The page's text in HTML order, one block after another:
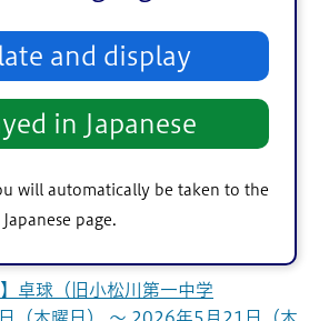
and display
in Japanese
will automatically be taken to the
Japanese page.
6 7 8
13 14 15
16
20 21 22
23
27 28 29
30
卓球（旧小松川第一中学